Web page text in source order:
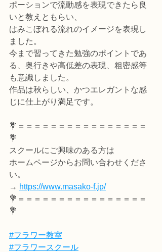
ポーションで流動感を表現できたら良
いと教えともらい、
はみこぼれる流れのイメージを表現し
ました。
今まで習ってきた勉強のポイントであ
る、奥行きや高低差の表現、粗密感等
も意識しました。
作品は秋らしい、かつエレガントな感
じに仕上がり満足です。
💐＝＝＝＝＝＝＝＝＝＝＝＝＝＝＝＝
💐
スクールにご興味のある方は
ホームページからお問い合わせくださ
い。
→ https://www.masako-f.jp/
💐＝＝＝＝＝＝＝＝＝＝＝＝＝＝＝＝
💐
#フラワー教室
#フラワースクール